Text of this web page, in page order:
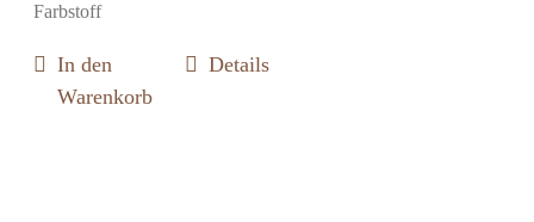
Farbstoff
In den
Warenkorb
Details